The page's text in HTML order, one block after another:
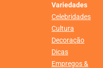
Variedades
Celebridades
Cultura
Decoração
Dicas
Empregos &